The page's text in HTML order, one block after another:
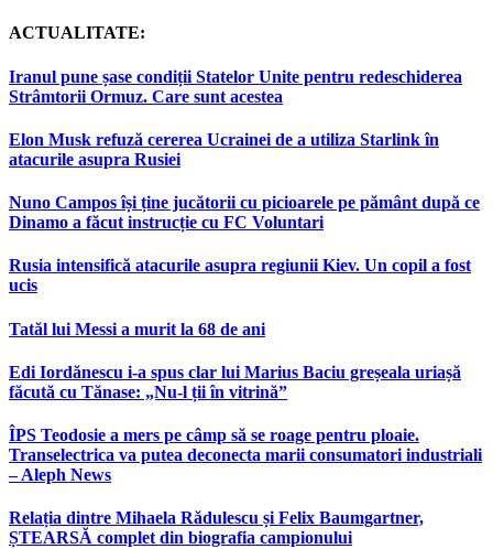
ACTUALITATE:
Iranul pune șase condiții Statelor Unite pentru redeschiderea
Strâmtorii Ormuz. Care sunt acestea
Elon Musk refuză cererea Ucrainei de a utiliza Starlink în
atacurile asupra Rusiei
Nuno Campos își ține jucătorii cu picioarele pe pământ după ce
Dinamo a făcut instrucție cu FC Voluntari
Rusia intensifică atacurile asupra regiunii Kiev. Un copil a fost
ucis
Tatăl lui Messi a murit la 68 de ani
Edi Iordănescu i-a spus clar lui Marius Baciu greșeala uriașă
făcută cu Tănase: „Nu-l ții în vitrină”
ÎPS Teodosie a mers pe câmp să se roage pentru ploaie.
Transelectrica va putea deconecta marii consumatori industriali
– Aleph News
Relația dintre Mihaela Rădulescu și Felix Baumgartner,
ȘTEARSĂ complet din biografia campionului